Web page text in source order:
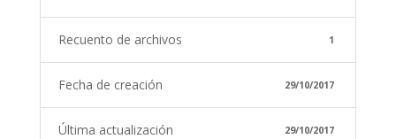
Recuento de archivos 1
Fecha de creación 29/10/2017
Última actualización 29/10/2017